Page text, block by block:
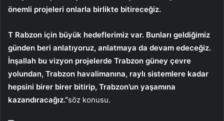
önemli projeleri onlarla birlikte bitireceğiz.
T Rabzon için büyük hedeflerimiz var. Bunları geldiğimiz
günden beri anlatıyoruz, anlatmaya da devam edeceğiz.
İnşallah bu vizyon projelerde Trabzon güney çevre
yolundan, Trabzon havalimanına, raylı sistemlere kadar
hepsini birer birer bitirip, Trabzon’un yaşamına
kazandıracağız.”söz konusu.